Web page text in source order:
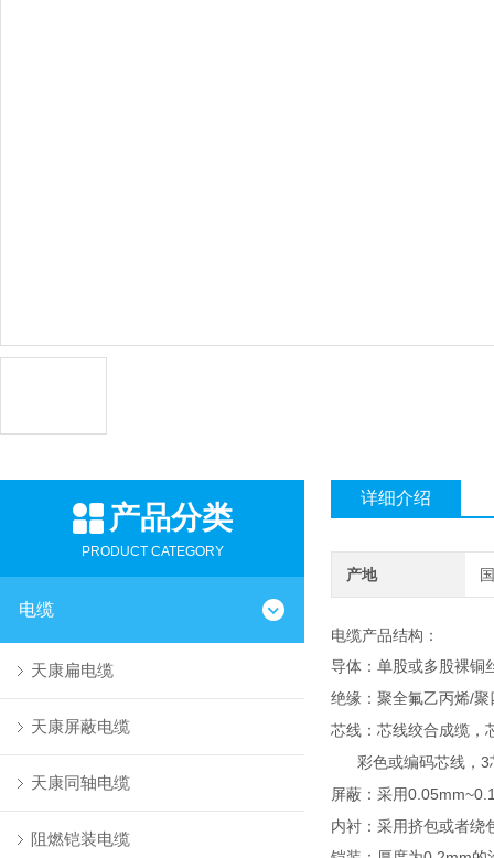
产品分类
PRODUCT CATEGORY
电缆
天康扁电缆
天康屏蔽电缆
天康同轴电缆
阻燃铠装电缆
详细介绍
产地
电缆产品结构：
导体：单股或多股裸铜
绝缘：聚全氟乙丙烯/聚
芯线：芯线绞合成缆，
彩色或编码芯线， 3
屏蔽：采用
内衬：采用挤包或者绕